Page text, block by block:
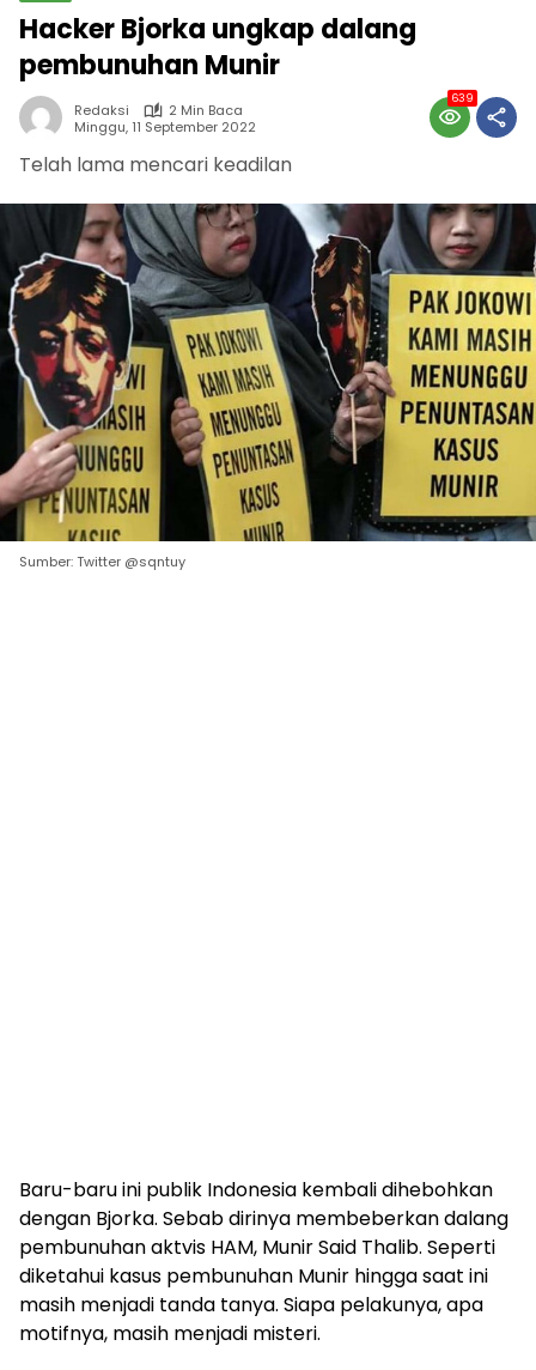
Hacker Bjorka ungkap dalang
pembunuhan Munir
Redaksi
2 Min Baca
Minggu, 11 September 2022
639
Telah lama mencari keadilan
Sumber: Twitter @sqntuy
Baru-baru ini publik Indonesia kembali dihebohkan
dengan Bjorka. Sebab dirinya membeberkan dalang
pembunuhan aktvis HAM, Munir Said Thalib. Seperti
diketahui kasus pembunuhan Munir hingga saat ini
masih menjadi tanda tanya. Siapa pelakunya, apa
motifnya, masih menjadi misteri.